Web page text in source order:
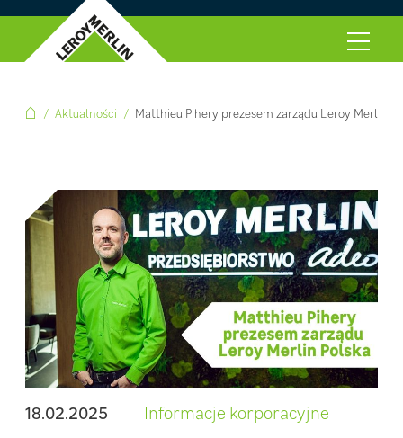
Aktualności Matthieu Pihery prezesem zarządu Leroy Merlin
18.02.2025 Informacje korporacyjne